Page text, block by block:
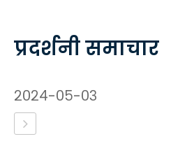
प्रदर्शनी समाचार
२०२४-०५-०३